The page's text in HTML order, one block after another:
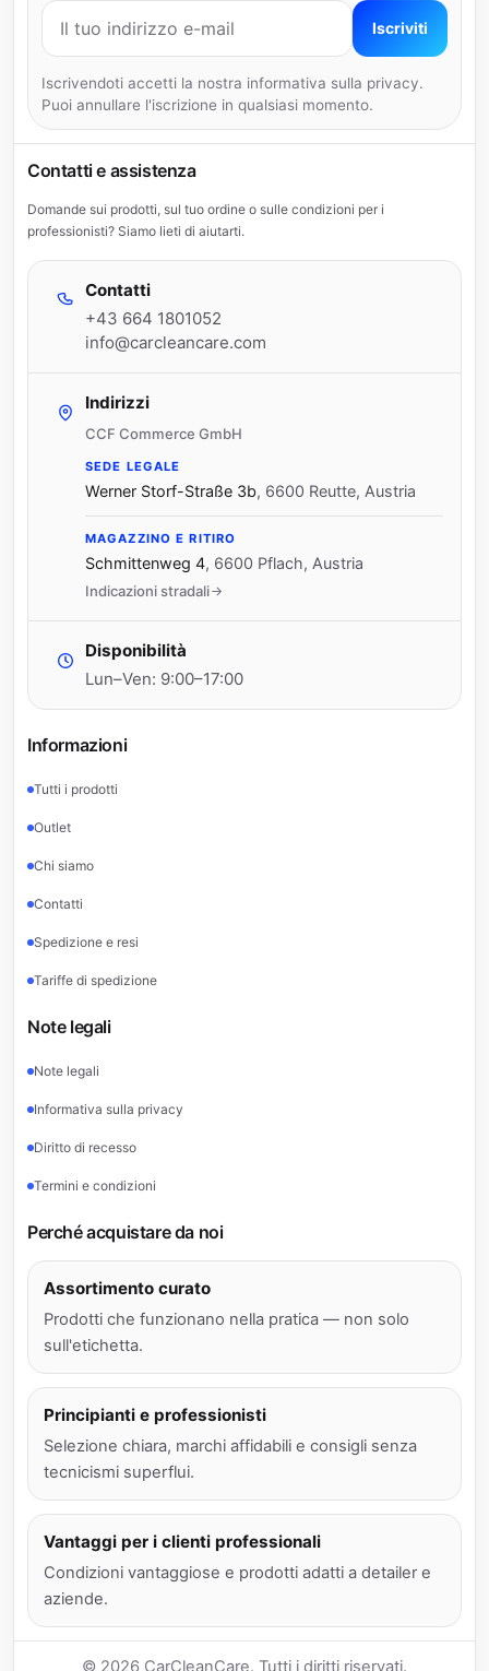
Indirizzo e-mail
Iscriviti
Iscrivendoti accetti la nostra informativa sulla privacy.
Puoi annullare l'iscrizione in qualsiasi momento.
Contatti e assistenza
Domande sui prodotti, sul tuo ordine o sulle condizioni per i
professionisti? Siamo lieti di aiutarti.
Contatti
+43 664 1801052
info@carcleancare.com
Indirizzi
CCF Commerce GmbH
SEDE LEGALE
Werner Storf-Straße 3b, 6600 Reutte, Austria
MAGAZZINO E RITIRO
Schmittenweg 4, 6600 Pflach, Austria
Indicazioni stradali
Disponibilità
Lun–Ven: 9:00–17:00
Informazioni
Tutti i prodotti
Outlet
Chi siamo
Contatti
Spedizione e resi
Tariffe di spedizione
Note legali
Note legali
Informativa sulla privacy
Diritto di recesso
Termini e condizioni
Perché acquistare da noi
Assortimento curato
Prodotti che funzionano nella pratica — non solo
sull'etichetta.
Principianti e professionisti
Selezione chiara, marchi affidabili e consigli senza
tecnicismi superflui.
Vantaggi per i clienti professionali
Condizioni vantaggiose e prodotti adatti a detailer e
aziende.
© 2026 CarCleanCare. Tutti i diritti riservati.